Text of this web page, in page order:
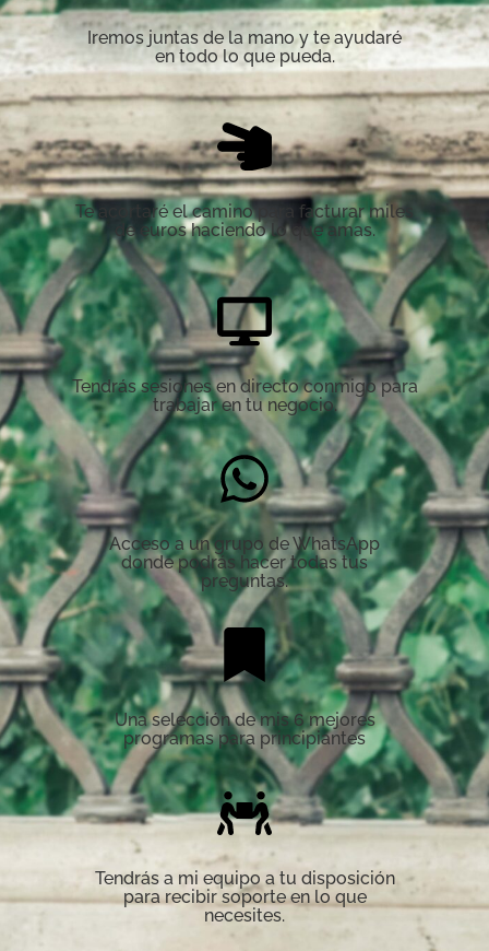
Iremos juntas de la mano y te ayudaré
en todo lo que pueda.
Te acortaré el camino para facturar miles
de euros haciendo lo que amas.
Tendrás sesiones en directo conmigo para
trabajar en tu negocio.
Acceso a un grupo de WhatsApp
donde podrás hacer todas tus
preguntas.
Una selección de mis 6 mejores
programas para principiantes
Tendrás a mi equipo a tu disposición
para recibir soporte en lo que
necesites.